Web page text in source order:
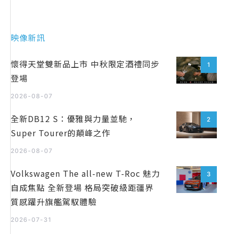
映像新訊
1
懷得天堂雙新品上市 中秋限定酒禮同步
登場
2026-08-07
2
全新DB12 S：優雅與力量並馳，
Super Tourer的顛峰之作
2026-08-07
3
Volkswagen The all-new T-Roc 魅力
自成焦點 全新登場 格局突破級距疆界
質感躍升旗艦駕馭體驗
2026-07-31